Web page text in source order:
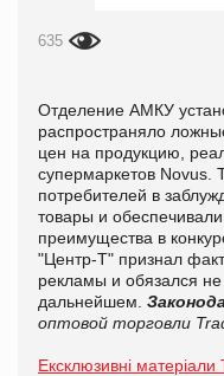
635
Отделение АМКУ
распространяло
цен на продукцию,
супермаркетов Novus.
потребителей в
товары и
преимущества в
"Центр-Т" признал
рекламы и обязался
дальнейшем.
оптовой торговли
Ексклюзивні